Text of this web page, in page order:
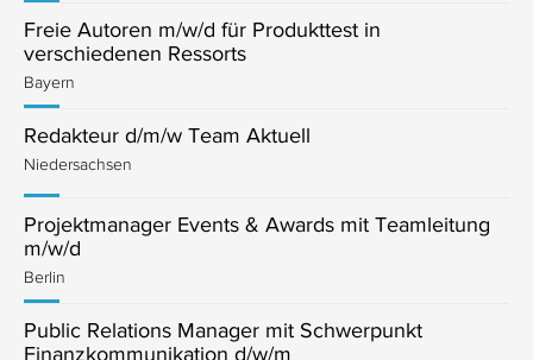
Freie Autoren m/w/d für Produkttest in
verschiedenen Ressorts
Bayern
Redakteur d/m/w Team Aktuell
Niedersachsen
Projektmanager Events & Awards mit Teamleitung
m/w/d
Berlin
Public Relations Manager mit Schwerpunkt
Finanzkommunikation d/w/m